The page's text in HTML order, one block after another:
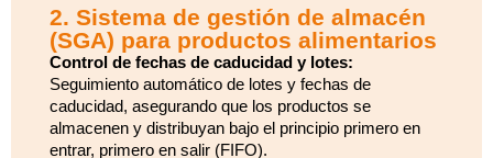
2. Sistema de gestión de almacén
(SGA) para productos alimentarios
Control de fechas de caducidad y lotes:
Seguimiento automático de lotes y fechas de
caducidad, asegurando que los productos se
almacenen y distribuyan bajo el principio primero en
entrar, primero en salir (FIFO).